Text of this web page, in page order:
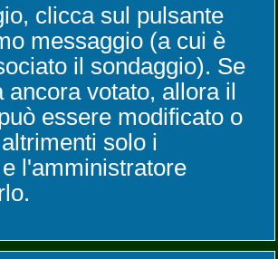
clicca sul pulsante
messaggio (a cui è
il sondaggio). Se
ancora votato, allora il
essere modificato o
solo i
l'amministratore